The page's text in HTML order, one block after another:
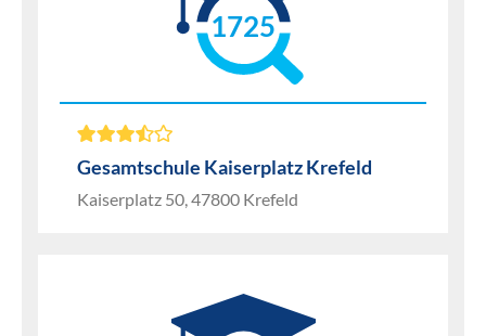
1725
Gesamtschule Kaiserplatz Krefeld
Kaiserplatz 50, 47800 Krefeld